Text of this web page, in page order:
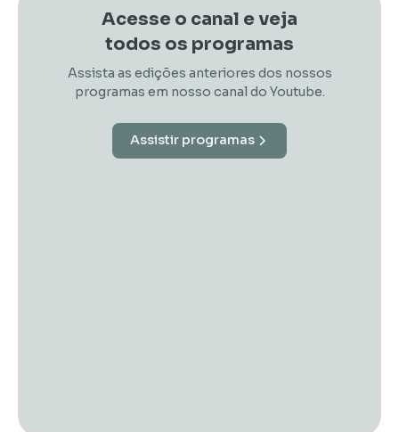
Acesse o canal e veja
todos os programas
Assista as edições anteriores dos nossos
programas em nosso canal do Youtube.
Assistir programas